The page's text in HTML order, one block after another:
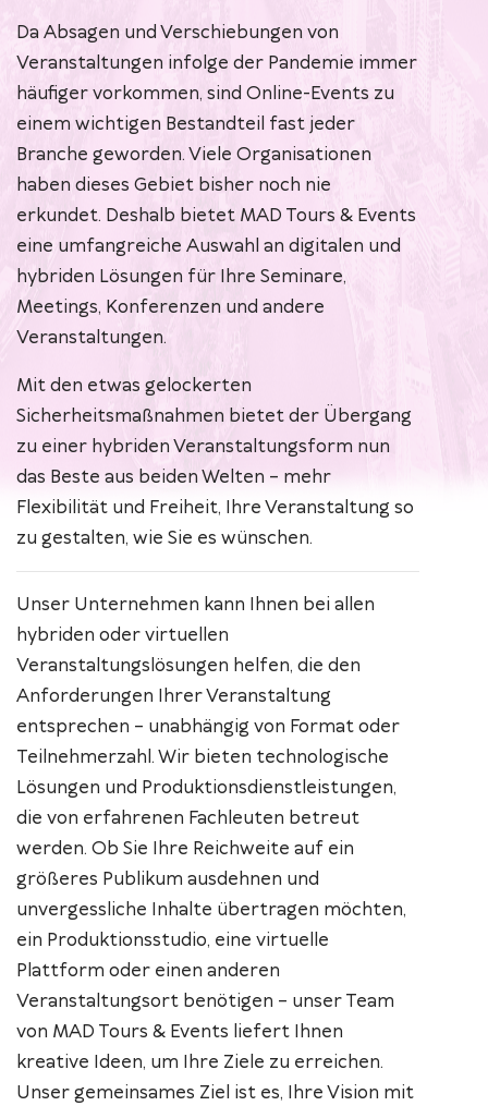
Da Absagen und Verschiebungen von
Veranstaltungen infolge der Pandemie immer
häufiger vorkommen, sind Online-Events zu
einem wichtigen Bestandteil fast jeder
Branche geworden. Viele Organisationen
haben dieses Gebiet bisher noch nie
erkundet. Deshalb bietet MAD Tours & Events
eine umfangreiche Auswahl an digitalen und
hybriden Lösungen für Ihre Seminare,
Meetings, Konferenzen und andere
Veranstaltungen.
Mit den etwas gelockerten
Sicherheitsmaßnahmen bietet der Übergang
zu einer hybriden Veranstaltungsform nun
das Beste aus beiden Welten – mehr
Flexibilität und Freiheit, Ihre Veranstaltung so
zu gestalten, wie Sie es wünschen.
Unser Unternehmen kann Ihnen bei allen
hybriden oder virtuellen
Veranstaltungslösungen helfen, die den
Anforderungen Ihrer Veranstaltung
entsprechen – unabhängig von Format oder
Teilnehmerzahl. Wir bieten technologische
Lösungen und Produktionsdienstleistungen,
die von erfahrenen Fachleuten betreut
werden. Ob Sie Ihre Reichweite auf ein
größeres Publikum ausdehnen und
unvergessliche Inhalte übertragen möchten,
ein Produktionsstudio, eine virtuelle
Plattform oder einen anderen
Veranstaltungsort benötigen – unser Team
von MAD Tours & Events liefert Ihnen
kreative Ideen, um Ihre Ziele zu erreichen.
Unser gemeinsames Ziel ist es, Ihre Vision mit